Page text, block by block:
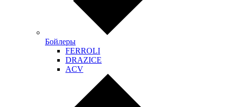
Бойлеры
FERROLI
DRAZICE
ACV